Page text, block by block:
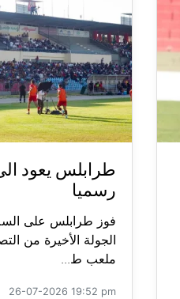
طرابلس يعود
رسميا
الجولة الأخيرة من
ملعب ط...
26-07-2026 19:52 pm